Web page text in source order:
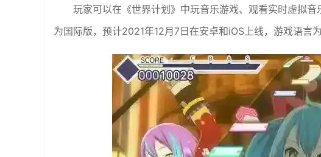
玩家可以在《世界计划》中玩音乐游戏、观看实时虚拟
为国际版，预计2021年12月7日在安卓和iOS上线，游戏语言为